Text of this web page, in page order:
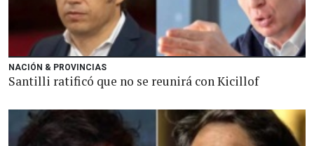
NACIÓN & PROVINCIAS
Santilli ratificó que no se reunirá con Kicillof